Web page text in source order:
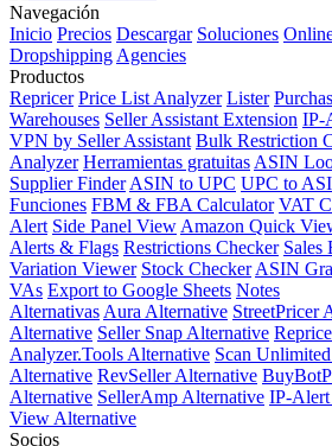
Navegación
Inicio Precios Descargar Soluciones
Dropshipping Agencies
Productos
Repricer Price List Analyzer Lister
Warehouses Seller Assistant Extension IP-
VPN by Seller Assistant Bulk Restriction
Analyzer Herramientas gratuitas ASIN
Supplier Finder ASIN to UPC UPC to
Funciones FBM & FBA Calculator VAT
Alert Side Panel View Amazon Quick
Alerts & Flags Restrictions Checker Sales
Variation Viewer Stock Checker ASIN
VAs Export to Google Sheets Notes
Alternativas Aura Alternative StreetPricer
Alternative Seller Snap Alternative
Analyzer.Tools Alternative Scan
Alternative RevSeller Alternative
Alternative SellerAmp Alternative IP-
View Alternative
Socios